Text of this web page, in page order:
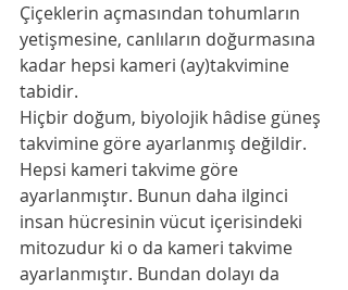
Çiçeklerin açmasından tohumların
yetişmesine, canlıların doğurmasına
kadar hepsi kameri (ay)takvimine
tabidir.
Hiçbir doğum, biyolojik hâdise güneş
takvimine göre ayarlanmış değildir.
Hepsi kameri takvime göre
ayarlanmıştır. Bunun daha ilginci
insan hücresinin vücut içerisindeki
mitozudur ki o da kameri takvime
ayarlanmıştır. Bundan dolayı da